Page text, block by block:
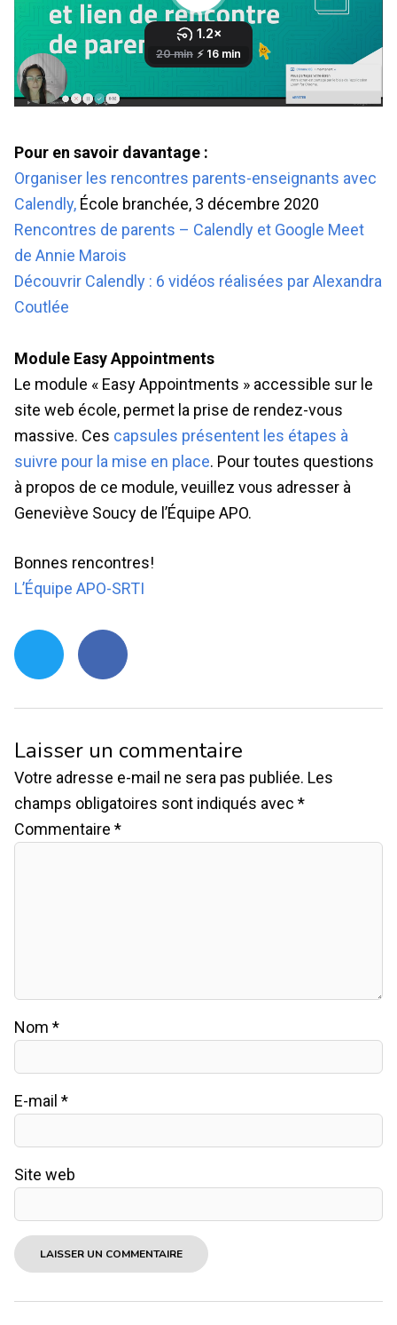
Pour en savoir davantage :
Organiser les rencontres parents-enseignants avec
Calendly, École branchée, 3 décembre 2020
Rencontres de parents – Calendly et Google Meet
de Annie Marois
Découvrir Calendly : 6 vidéos réalisées par Alexandra
Coutlée
Module Easy Appointments
Le module « Easy Appointments » accessible sur le
site web école, permet la prise de rendez-vous
massive. Ces capsules présentent les étapes à
suivre pour la mise en place. Pour toutes questions
à propos de ce module, veuillez vous adresser à
Geneviève Soucy de l’Équipe APO.
Bonnes rencontres!
L’Équipe APO-SRTI
Laisser un commentaire
Votre adresse e-mail ne sera pas publiée. Les
champs obligatoires sont indiqués avec *
Commentaire *
Nom *
E-mail *
Site web